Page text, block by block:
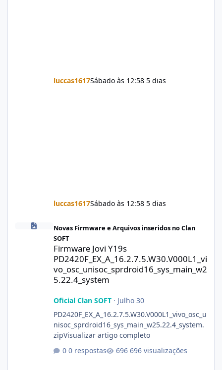
luccas1617Sábado às 12:58 5 dias
luccas1617Sábado às 12:58 5 dias
Novas Firmware e Arquivos inseridos no Clan
SOFT
Firmware Jovi Y19s
PD2420F_EX_A_16.2.7.5.W30.V000L1_vi
vo_osc_unisoc_sprdroid16_sys_main_w2
5.22.4_system
Oficial Clan SOFT· Julho 30
PD2420F_EX_A_16.2.7.5.W30.V000L1_vivo_osc_u
nisoc_sprdroid16_sys_main_w25.22.4_system.
zipVisualizar artigo completo
0 respostas
696 visualizações